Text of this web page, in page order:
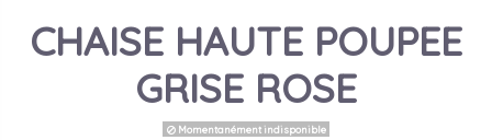
CHAISE HAUTE POUPEE
GRISE ROSE
Momentanément indisponible